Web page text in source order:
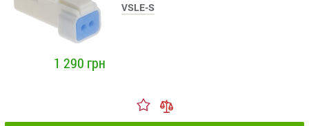
VSLE-S
1 290 грн